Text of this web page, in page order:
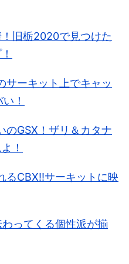
！旧栃2020で見つけた
サーキット上でキャッ
！
のGSX！ザリ＆カタナ
！
るCBX!!サーキットに映
わってくる個性派が揃